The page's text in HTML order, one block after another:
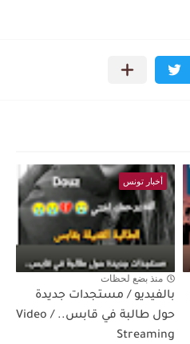
أخبار تونس
منذ بضع لحظات
بالفيديو / مستجدات جديدة
حول طالبة في قابس.. / Video
Streaming